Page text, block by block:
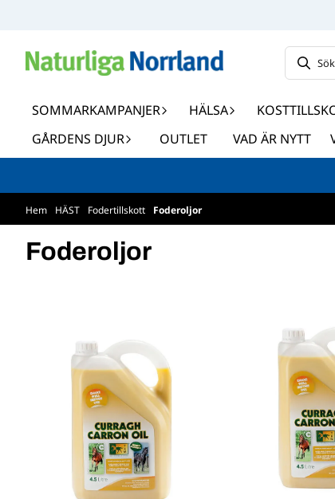
SOMMARKAMPANJER HÄLSA
GÅRDENS DJUR
OUTLET VAD ÄR NYTT
Hem HÄST Fodertillskott Foderoljor
Foderoljor